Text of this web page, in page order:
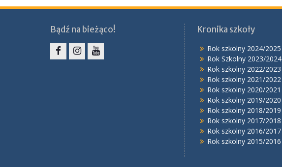
Bądź na bieżąco! Kronika szkoły
Rok szkolny 2024/2025
Rok Szkolny 2023/2024
Rok szkolny 2022/2023
Rok szkolny 2021/2022
Rok szkolny 2020/2021
Rok szkolny 2019/2020
Rok szkolny 2018/2019
Rok szkolny 2017/2018
Rok szkolny 2016/2017
Rok szkolny 2015/2016